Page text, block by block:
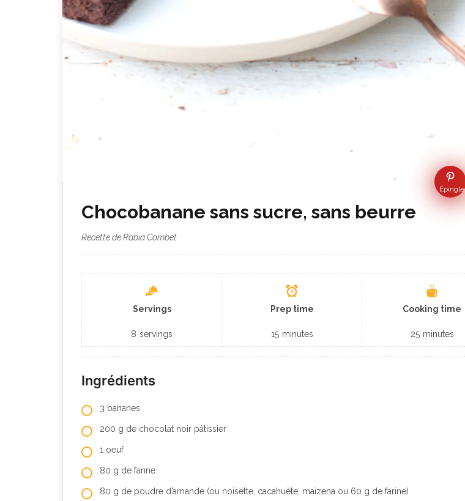
Épingle
Chocobanane sans sucre, sans beurre
Recette de Rabia Combet
Servings
8 servings
Prep time
15 minutes
Cooking time
25 minutes
Ingrédients
3 bananes
200 g de chocolat noir pâtissier
1 oeuf
80 g de farine
80 g de poudre d’amande (ou noisette, cacahuète, maïzena ou 60 g de farine)